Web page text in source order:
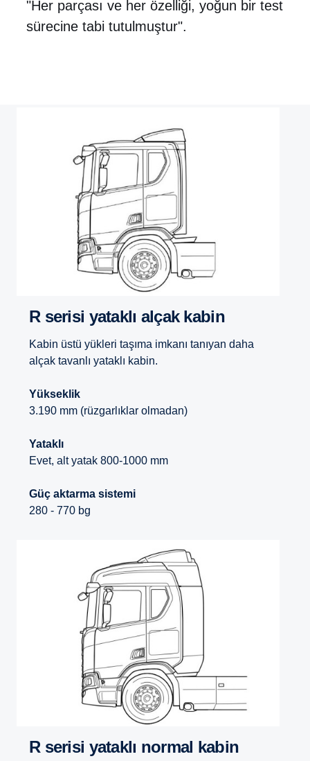
"Her parçası ve her özelliği, yoğun bir test
sürecine tabi tutulmuştur".
R serisi yataklı alçak kabin
Kabin üstü yükleri taşıma imkanı tanıyan daha
alçak tavanlı yataklı kabin.
Yükseklik
3.190 mm (rüzgarlıklar olmadan)
Yataklı
Evet, alt yatak 800-1000 mm
Güç aktarma sistemi
280 - 770 bg
R serisi yataklı normal kabin